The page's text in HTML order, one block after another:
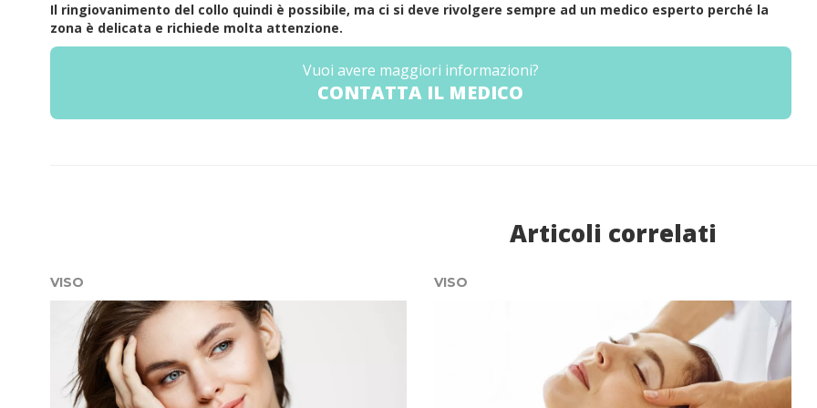
Il ringiovanimento del collo quindi è possibile, ma ci si deve rivolgere sempre ad un medico esperto perché la
zona è delicata e richiede molta attenzione.
Vuoi avere maggiori informazioni?
CONTATTA IL MEDICO
Articoli correlati
VISO VISO